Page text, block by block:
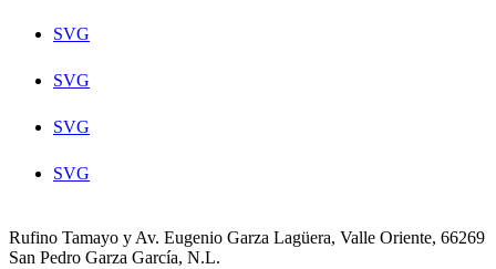
SVG
SVG
SVG
SVG
Rufino Tamayo y Av. Eugenio Garza Lagüera, Valle Oriente, 66269
San Pedro Garza García, N.L.